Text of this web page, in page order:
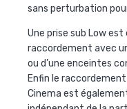
sans perturbation pour
Une prise sub Low
raccordement avec
ou d’une enceintes
Enfin le raccordement
Cinema est